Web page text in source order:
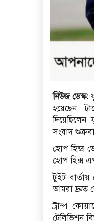
নিউজ ডেস্ক:
হয়েছেন।
দিয়েছিলেন
সংবাদ
হোপ হিক্স
হোপ হিক্স
টুইট
আমরা দ্রুত
ট্রাম্প
টেলিভিশন